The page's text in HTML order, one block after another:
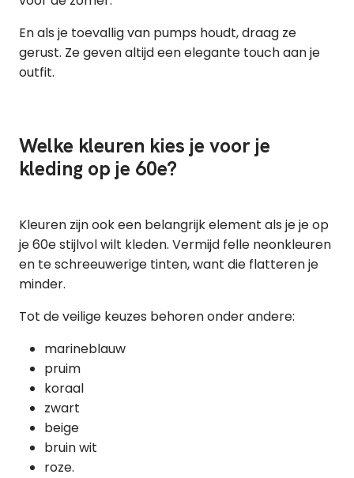
En als je toevallig van pumps houdt, draag ze
gerust. Ze geven altijd een elegante touch aan je
outfit.
Welke kleuren kies je voor je
kleding op je 60e?
Kleuren zijn ook een belangrijk element als je je op
je 60e stijlvol wilt kleden. Vermijd felle neonkleuren
en te schreeuwerige tinten, want die flatteren je
minder.
Tot de veilige keuzes behoren onder andere:
marineblauw
pruim
koraal
zwart
beige
bruin wit
roze.